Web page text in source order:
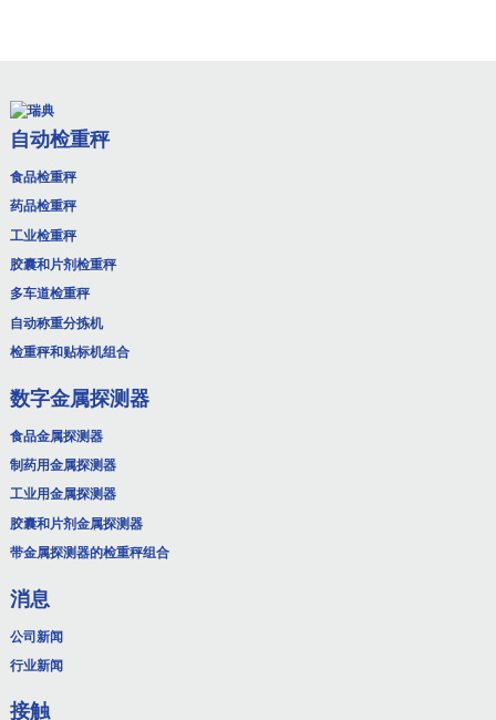
自动检重秤
食品检重秤
药品检重秤
工业检重秤
胶囊和片剂检重秤
多车道检重秤
自动称重分拣机
检重秤和贴标机组合
数字金属探测器
食品金属探测器
制药用金属探测器
工业用金属探测器
胶囊和片剂金属探测器
带金属探测器的检重秤组合
消息
公司新闻
行业新闻
接触